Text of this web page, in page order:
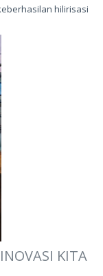
hilirisasi
KITA